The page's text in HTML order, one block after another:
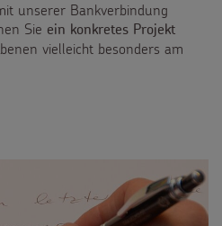
unserer Bankverbindung
Sie ein konkretes Projekt
vielleicht besonders am